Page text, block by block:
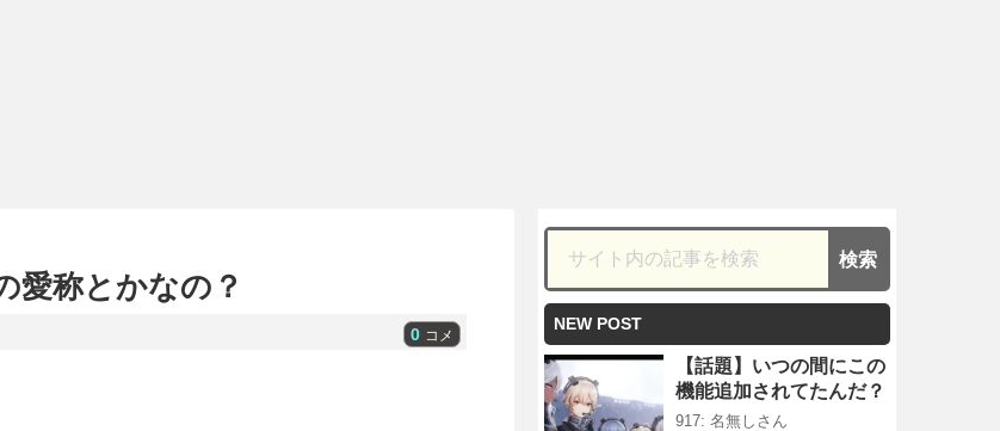
愛称とかなの？
0 コメ
NEW POST
【話題】いつの間にこの
機能追加されてたんだ？
917: 名無しさん